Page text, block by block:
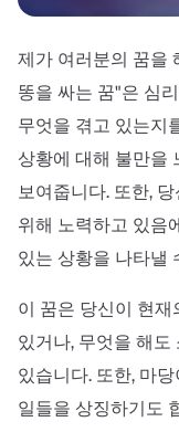
제가 여러분의 꿈을
똥을 싸는 꿈"은 심
무엇을 겪고 있는지
상황에 대해 불만을
보여줍니다. 또한,
위해 노력하고 있음
있는 상황을 나타낼
이 꿈은 당신이 현
있거나, 무엇을 해
있습니다. 또한, 마
일들을 상징하기도